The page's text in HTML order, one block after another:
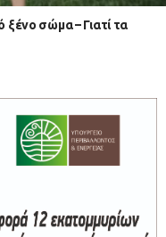
ξένο σώμα – Γιατί τα